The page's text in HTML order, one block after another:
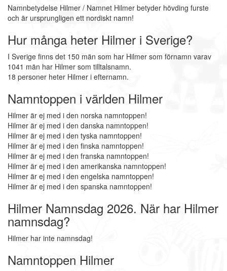
Namnbetydelse Hilmer / Namnet Hilmer betyder hövding furste
och är ursprungligen ett nordiskt namn!
Hur många heter Hilmer i Sverige?
I Sverige finns det 150 män som har Hilmer som förnamn varav
1041 män har Hilmer som tilltalsnamn.
18 personer heter Hilmer i efternamn.
Namntoppen i världen Hilmer
Hilmer är ej med i den norska namntoppen!
Hilmer är ej med i den danska namntoppen!
Hilmer är ej med i den tyska namntoppen!
Hilmer är ej med i den finska namntoppen!
Hilmer är ej med i den franska namntoppen!
Hilmer är ej med i den amerikanska namntoppen!
Hilmer är ej med i den engelska namntoppen!
Hilmer är ej med i den spanska namntoppen!
Hilmer Namnsdag 2026. När har Hilmer
namnsdag?
Hilmer har inte namnsdag!
Namntoppen Hilmer